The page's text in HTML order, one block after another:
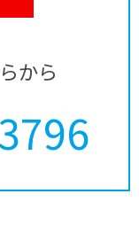
から